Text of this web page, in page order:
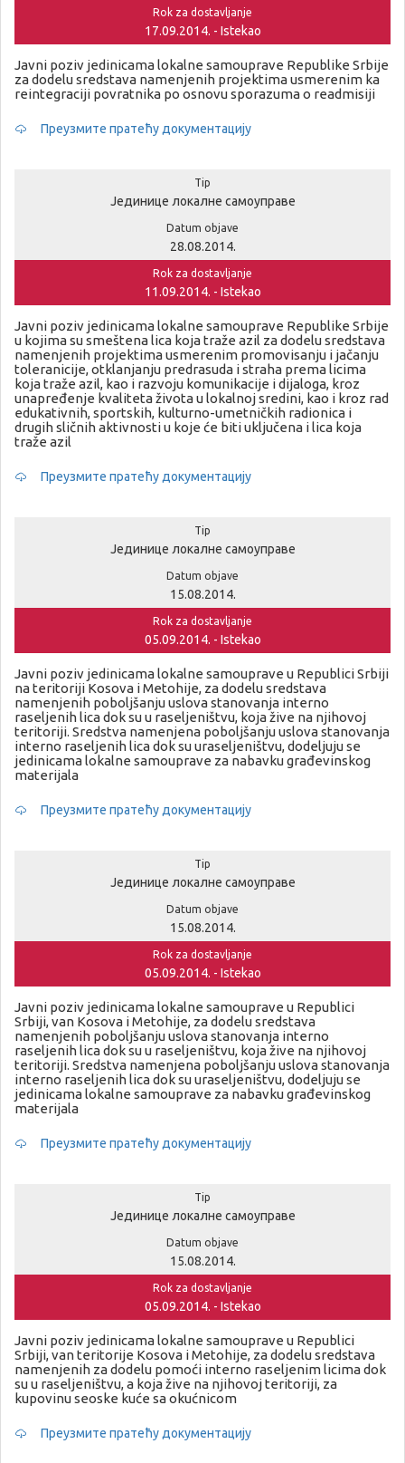
Rok za dostavljanje
17.09.2014. - Istekao
Javni poziv jedinicama lokalne samouprave Republike Srbije
za dodelu sredstava namenjenih projektima usmerenim ka
reintegraciji povratnika po osnovu sporazuma o readmisiji
Преузмите пратећу документацију
Tip
Јединице локалне самоуправе
Datum objave
28.08.2014.
Rok za dostavljanje
11.09.2014. - Istekao
Javni poziv jedinicama lokalne samouprave Republike Srbije
u kojima su smeštena lica koja traže azil za dodelu sredstava
namenjenih projektima usmerenim promovisanju i jačanju
toleranicije, otklanjanju predrasuda i straha prema licima
koja traže azil, kao i razvoju komunikacije i dijaloga, kroz
unapređenje kvaliteta života u lokalnoj sredini, kao i kroz rad
edukativnih, sportskih, kulturno-umetničkih radionica i
drugih sličnih aktivnosti u koje će biti uključena i lica koja
traže azil
Преузмите пратећу документацију
Tip
Јединице локалне самоуправе
Datum objave
15.08.2014.
Rok za dostavljanje
05.09.2014. - Istekao
Javni poziv jedinicama lokalne samouprave u Republici Srbiji
na teritoriji Kosova i Metohije, za dodelu sredstava
namenjenih poboljšanju uslova stanovanja interno
raseljenih lica dok su u raseljeništvu, koja žive na njihovoj
teritoriji. Sredstva namenjena poboljšanju uslova stanovanja
interno raseljenih lica dok su uraseljeništvu, dodeljuju se
jedinicama lokalne samouprave za nabavku građevinskog
materijala
Преузмите пратећу документацију
Tip
Јединице локалне самоуправе
Datum objave
15.08.2014.
Rok za dostavljanje
05.09.2014. - Istekao
Javni poziv jedinicama lokalne samouprave u Republici
Srbiji, van Kosova i Metohije, za dodelu sredstava
namenjenih poboljšanju uslova stanovanja interno
raseljenih lica dok su u raseljeništvu, koja žive na njihovoj
teritoriji. Sredstva namenjena poboljšanju uslova stanovanja
interno raseljenih lica dok su uraseljeništvu, dodeljuju se
jedinicama lokalne samouprave za nabavku građevinskog
materijala
Преузмите пратећу документацију
Tip
Јединице локалне самоуправе
Datum objave
15.08.2014.
Rok za dostavljanje
05.09.2014. - Istekao
Javni poziv jedinicama lokalne samouprave u Republici
Srbiji, van teritorije Kosova i Metohije, za dodelu sredstava
namenjenih za dodelu pomoći interno raseljenim licima dok
su u raseljeništvu, a koja žive na njihovoj teritoriji, za
kupovinu seoske kuće sa okućnicom
Преузмите пратећу документацију